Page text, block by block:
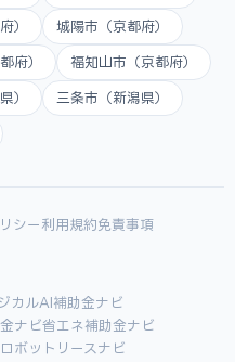
） 城陽市（京都府）
府） 福知山市（京都府）
） 三条市（新潟県）
シー 利用規約免責事項
カルAI補助金ナビ
ナビ省エネ補助金ナビ
ロボットリースナビ